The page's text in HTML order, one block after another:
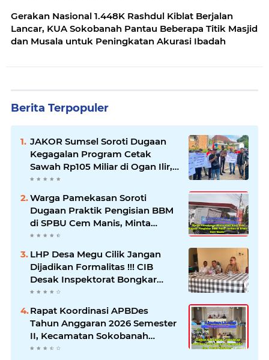
Gerakan Nasional 1.448K Rashdul Kiblat Berjalan
Lancar, KUA Sokobanah Pantau Beberapa Titik Masjid
dan Musala untuk Peningkatan Akurasi Ibadah
Berita Terpopuler
JAKOR Sumsel Soroti Dugaan
Kegagalan Program Cetak
Sawah Rp105 Miliar di Ogan Ilir,
Desak Kadis Pertanian Mundur
Warga Pamekasan Soroti
Dugaan Praktik Pengisian BBM
di SPBU Cem Manis, Minta
Klarifikasi dan Pengawasan
LHP Desa Megu Cilik Jangan
Dijadikan Formalitas !!! CIB
Desak Inspektorat Bongkar
Seluruh Fakta dan Hentikan
Dugaan Permainan Oknum
Rapat Koordinasi APBDes
Tahun Anggaran 2026 Semester
II, Kecamatan Sokobanah
Libatkan 12 Desa